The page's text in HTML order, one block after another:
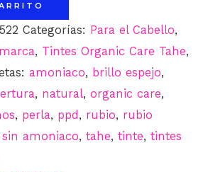
Categorías: Para el Cabello,
, Tintes Organic Care Tahe,
amoniaco, brillo espejo,
, natural, organic care,
, perla, ppd , rubio, rubio
sin amoniaco, tahe, tinte, tintes